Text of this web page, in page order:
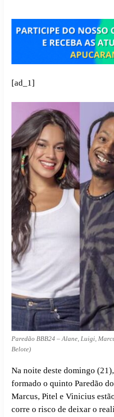
[ad_1]
Paredão BBB24 – Alane, Luigi,
Belote)
Na noite deste domingo
formado o quinto Paredão do
Marcus, Pitel e Vinicius
corre o risco de deixar o